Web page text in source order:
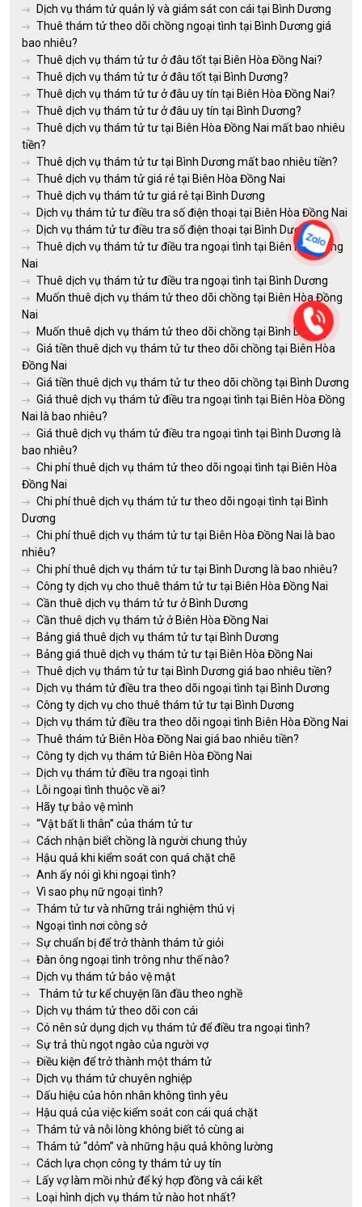
Dịch vụ thám tử quản lý và giám sát con cái tại Bình Dương
Thuê thám tử theo dõi chồng ngoại tình tại Bình Dương giá
bao nhiêu?
Thuê dịch vụ thám tử tư ở đâu tốt tại Biên Hòa Đồng Nai?
Thuê dịch vụ thám tử tư ở đâu tốt tại Bình Dương?
Thuê dịch vụ thám tử tư ở đâu uy tín tại Biên Hòa Đồng Nai?
Thuê dịch vụ thám tử tư ở đâu uy tín tại Bình Dương?
Thuê dịch vụ thám tử tư tại Biên Hòa Đồng Nai mất bao nhiêu
tiền?
Thuê dịch vụ thám tử tư tại Bình Dương mất bao nhiêu tiền?
Thuê dịch vụ thám tử giá rẻ tại Biên Hòa Đồng Nai
Thuê dịch vụ thám tử tư giá rẻ tại Bình Dương
Dịch vụ thám tử tư điều tra số điện thoại tại Biên Hòa Đồng Nai
Dịch vụ thám tử tư điều tra số điện thoại tại Bình Dương
Thuê dịch vụ thám tử tư điều tra ngoại tình tại Biên Hòa Đồng
Nai
Thuê dịch vụ thám tử tư điều tra ngoại tình tại Bình Dương
Muốn thuê dịch vụ thám tử theo dõi chồng tại Biên Hòa Đồng
Nai
Muốn thuê dịch vụ thám tử theo dõi chồng tại Bình Dương
Giá tiền thuê dịch vụ thám tử tư theo dõi chồng tại Biên Hòa
Đồng Nai
Giá tiền thuê dịch vụ thám tử tư theo dõi chồng tại Bình Dương
Giá thuê dịch vụ thám tử điều tra ngoại tình tại Biên Hòa Đồng
Nai là bao nhiêu?
Giá thuê dịch vụ thám tử điều tra ngoại tình tại Bình Dương là
bao nhiêu?
Chi phí thuê dịch vụ thám tử theo dõi ngoại tình tại Biên Hòa
Đồng Nai
Chi phí thuê dịch vụ thám tử tư theo dõi ngoại tình tại Bình
Dương
Chi phí thuê dịch vụ thám tử tư tại Biên Hòa Đồng Nai là bao
nhiêu?
Chi phí thuê dịch vụ thám tử tư tại Bình Dương là bao nhiêu?
Công ty dịch vụ cho thuê thám tử tư tại Biên Hòa Đồng Nai
Cần thuê dịch vụ thám tử tư ở Bình Dương
Cần thuê dịch vụ thám tử ở Biên Hòa Đồng Nai
Bảng giá thuê dịch vụ thám tử tư tại Bình Dương
Bảng giá thuê dịch vụ thám tử tư tại Biên Hòa Đồng Nai
Thuê dịch vụ thám tử tư tại Bình Dương giá bao nhiêu tiền?
Dịch vụ thám tử điều tra theo dõi ngoại tình tại Bình Dương
Công ty dịch vụ cho thuê thám tử tư tại Bình Dương
Dịch vụ thám tử điều tra theo dõi ngoại tình Biên Hòa Đồng Nai
Thuê thám tử Biên Hòa Đồng Nai giá bao nhiêu tiền?
Công ty dịch vụ thám tử Biên Hòa Đồng Nai
Dịch vụ thám tử điều tra ngoại tình
Lỗi ngoại tình thuộc về ai?
Hãy tự bảo vệ mình
“Vật bất li thân” của thám tử tư
Cách nhận biết chồng là người chung thủy
Hậu quả khi kiểm soát con quá chặt chẽ
Anh ấy nói gì khi ngoại tình?
Vì sao phụ nữ ngoại tình?
Thám tử tư và những trải nghiệm thú vị
Ngoại tình nơi công sở
Sự chuẩn bị để trở thành thám tử giỏi
Đàn ông ngoại tình trông như thế nào?
Dịch vụ thám tử bảo vệ mật
Thám tử tư kể chuyện lần đầu theo nghề
Dịch vụ thám tử theo dõi con cái
Có nên sử dụng dịch vụ thám tử để điều tra ngoại tình?
Sự trả thù ngọt ngào của người vợ
Điều kiện để trở thành một thám tử
Dịch vụ thám tử chuyên nghiệp
Dấu hiệu của hôn nhân không tình yêu
Hậu quả của việc kiểm soát con cái quá chặt
Thám tử và nỗi lòng không biết tỏ cùng ai
Thám tử “dỏm” và những hậu quả không lường
Cách lựa chọn công ty thám tử uy tín
Lấy vợ làm mồi nhử để ký hợp đồng và cái kết
Loại hình dịch vụ thám tử nào hot nhất?